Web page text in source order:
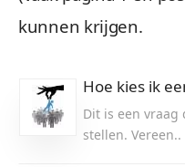
kunnen krijgen.
Hoe kies ik
Dit is een vraag
stellen. Vereen..